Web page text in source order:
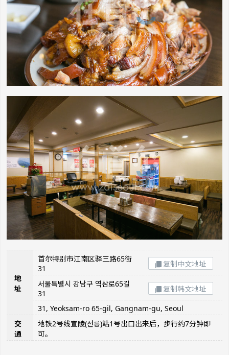
地
址
首尔特别市江南区驿三路65街
31
复制中文地址
서울특별시 강남구 역삼로65길
31
复制韩文地址
31, Yeoksam-ro 65-gil, Gangnam-gu, Seoul
交
通
地铁2号线宣陵(선릉)站1号出口出来后，步行约7分钟即
可。